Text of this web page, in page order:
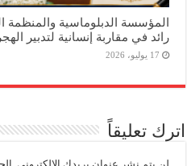
المؤسسة الدبلوماسية والمنظمة
رائد في مقاربة إنسانية لتدبير
17 يوليو، 2026
اترك تعليقاً